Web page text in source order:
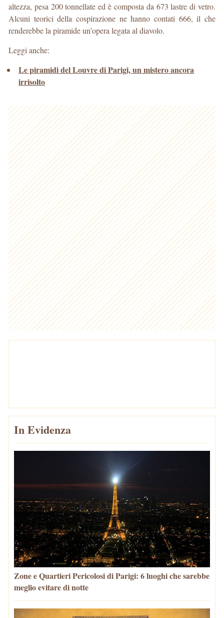
altezza, pesa 200 tonnellate ed è composta da 673 lastre di vetro.
Alcuni teorici della cospirazione ne hanno contati 666, il che
renderebbe la piramide un’opera legata al diavolo.
Leggi anche:
Le piramidi del Louvre di Parigi, un mistero ancora
irrisolto
In Evidenza
Zone e Quartieri Pericolosi di Parigi: 6 luoghi che sarebbe
meglio evitare di notte